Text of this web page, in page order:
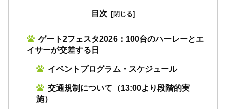
目次
ゲート2フェスタ2026：100台のハーレーとエ
イサーが交差する日
イベントプログラム・スケジュール
交通規制について（13:00より段階的実
施）